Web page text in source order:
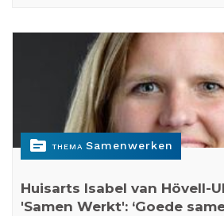
topic THEMA Samenwerken
Huisarts Isabel van Hövell-
'Samen Werkt': ‘Goede